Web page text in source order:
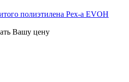
полиэтилена Pex-a EVOH
Вашу цену